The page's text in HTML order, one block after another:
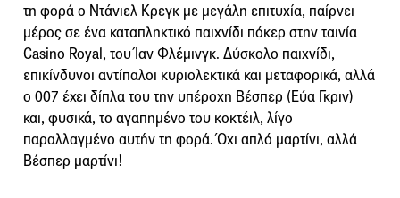
τη φορά ο Ντάνιελ Κρεγκ με μεγάλη επιτυχία, παίρνει
μέρος σε ένα καταπληκτικό παιχνίδι πόκερ στην ταινία
Casino Royal, του Ίαν Φλέμινγκ. Δύσκολο παιχνίδι,
επικίνδυνοι αντίπαλοι κυριολεκτικά και μεταφορικά, αλλά
ο 007 έχει δίπλα του την υπέροχη Βέσπερ (Εύα Γκριν)
και, φυσικά, το αγαπημένο του κοκτέιλ, λίγο
παραλλαγμένο αυτήν τη φορά. Όχι απλό μαρτίνι, αλλά
Βέσπερ μαρτίνι!